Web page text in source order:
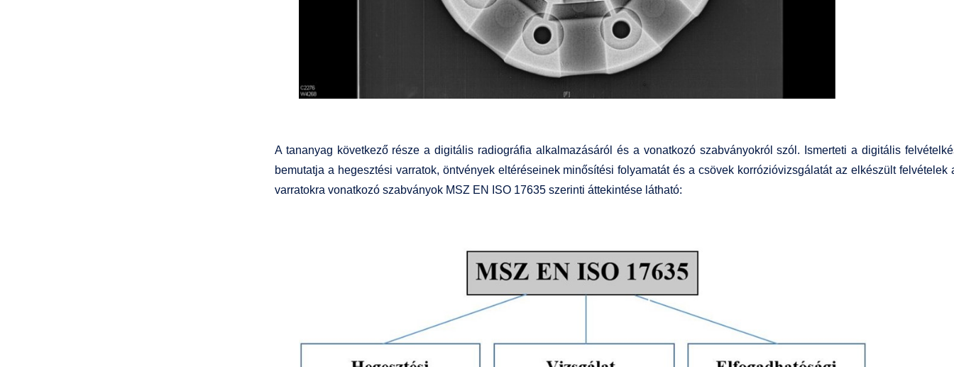
A tananyag következő része a digitális radiográfia alkalmazásáról és a vonatkozó szabványokról szól. Ismerteti a digitális
bemutatja a hegesztési varratok, öntvények eltéréseinek minősítési folyamatát és a csövek korrózióvizsgálatát az elkészült
varratokra vonatkozó szabványok MSZ EN ISO 17635 szerinti áttekintése látható: